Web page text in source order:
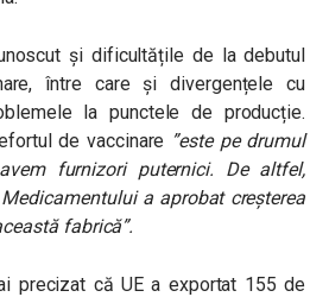
și dificultățile de la debutul
între care și divergențele cu
la punctele de producție.
de vaccinare ”este pe drumul
furnizori puternici. De altfel,
a aprobat creșterea
fabrică”.
precizat că UE a exportat 155 de